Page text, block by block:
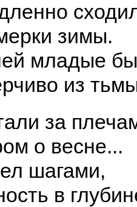
зимы.
младые
из
за
о весне...
шагами,
в